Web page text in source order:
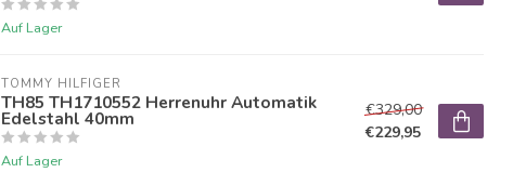
Auf Lager
TOMMY HILFIGER
TH85 TH1710552 Herrenuhr Automatik
Edelstahl 40mm
Auf Lager
€329,00
€229,95